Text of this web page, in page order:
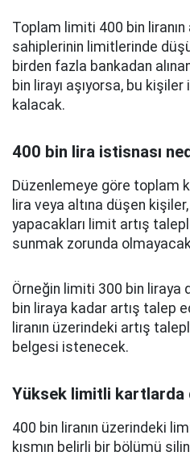
Toplam limiti 400 bin liranın
sahiplerinin limitlerinde
birden fazla bankadan
bin lirayı aşıyorsa, bu
kalacak.
400 bin lira istisnası
Düzenlemeye göre toplam
lira veya altına düşen
yapacakları limit artış
sunmak zorunda
Örneğin limiti 300 bin liraya
bin liraya kadar artış talep
liranın üzerindeki artış
belgesi istenecek.
Yüksek limitli kartlarda
400 bin liranın üzerindeki
kısmın belirli bir bölümü